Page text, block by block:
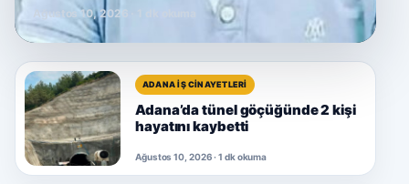
Ağustos 10, 2026 · 1 dk okuma
ADANA İŞ CINAYETLERI
Adana’da tünel göçüğünde 2 kişi
hayatını kaybetti
Ağustos 10, 2026 · 1 dk okuma